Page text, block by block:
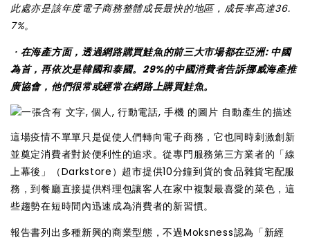
此處亦是該年度電子商務整體成長最快的地區，成長率高達36.
7%。
・ 在海產方面，透過網路購買鮭魚的前三大市場都在亞洲: 中國
為首，再依次是韓國和泰國。29%的中國消費者告訴挪威海產推
廣協會，他們很常或經常在網路上購買鮭魚。
這場疫情不單單只是促使人們轉向電子商務，它也同時刺激創新
並奠定消費者對於便利性的追求。從專門服務第三方業者的「線
上幕後」（Darkstore）超市提供10分鐘到貨的食品雜貨宅配服
務，到餐廳直接提供料理包讓客人在家中複製最喜愛的菜色，這
些趨勢在短時間內迅速成為消費者的新習慣。
報告書列出多種新興的商業型態，不過Moksness認為「新經